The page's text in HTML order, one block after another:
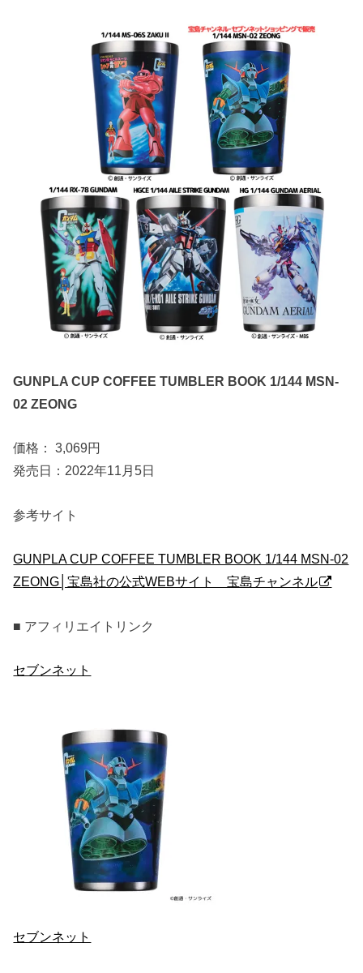
GUNPLA CUP COFFEE TUMBLER BOOK 1/144 MSN-
02 ZEONG
価格： 3,069円
発売日：2022年11月5日
参考サイト
GUNPLA CUP COFFEE TUMBLER BOOK 1/144 MSN-02
ZEONG│宝島社の公式WEBサイト 宝島チャンネル
■ アフィリエイトリンク
セブンネット
セブンネット